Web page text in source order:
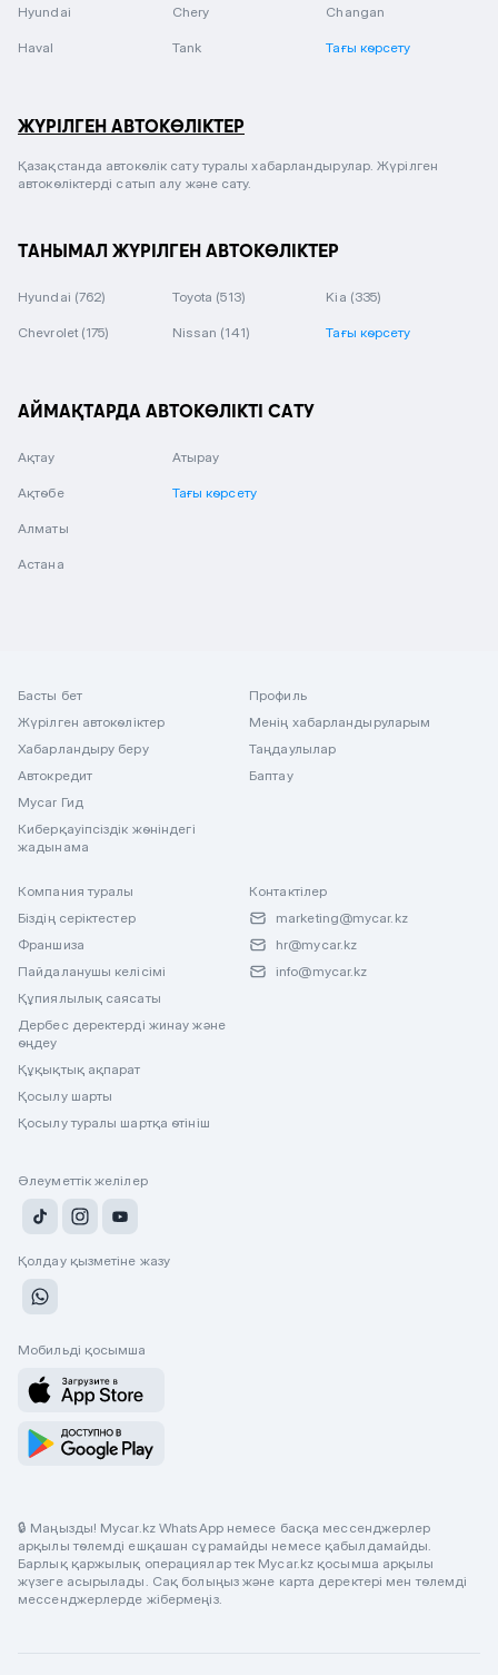
Hyundai Chery Changan
Haval Tank Тағы көрсету
ЖҮРІЛГЕН АВТОКӨЛІКТЕР
Қазақстанда автокөлік сату туралы хабарландырулар. Жүрілген
автокөліктерді сатып алу және сату.
ТАНЫМАЛ ЖҮРІЛГЕН АВТОКӨЛІКТЕР
Hyundai (762) Toyota (513) Kia (335)
Chevrolet (175) Nissan (141) Тағы көрсету
АЙМАҚТАРДА АВТОКӨЛІКТІ САТУ
Ақтау
Ақтөбе
Алматы
Астана
Атырау
Тағы көрсету
Басты бет
Жүрілген автокөліктер
Хабарландыру беру
Автокредит
Mycar Гид
Киберқауіпсіздік жөніндегі
жадынама
Профиль
Менің хабарландыруларым
Таңдаулылар
Баптау
Компания туралы
Біздің серіктестер
Франшиза
Пайдаланушы келісімі
Құпиялылық саясаты
Дербес деректерді жинау және
өңдеу
Құқықтық ақпарат
Қосылу шарты
Қосылу туралы шартқа өтініш
Контактілер
marketing@mycar.kz
hr@mycar.kz
info@mycar.kz
Әлеуметтік желілер
Қолдау қызметіне жазу
Мобильді қосымша
🔒 Маңызды! Mycar.kz WhatsApp немесе басқа мессенджерлер
арқылы төлемді ешқашан сұрамайды немесе қабылдамайды.
Барлық қаржылық операциялар тек Mycar.kz қосымша арқылы
жүзеге асырылады. Сақ болыңыз және карта деректері мен төлемді
мессенджерлерде жібермеңіз.